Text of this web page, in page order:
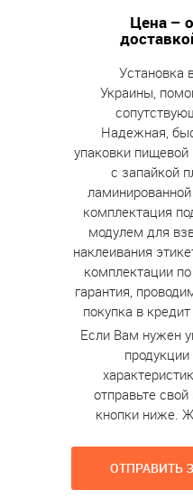
Цена –
Установка
Украины,
Надежная,
упаковки пищевой
с запайкой
комплектация
модулем для
наклеивания
комплектации
гарантия,
покупка в
Если Вам нужен
отправьте
кнопки ниже.
ОТПРАВИТЬ